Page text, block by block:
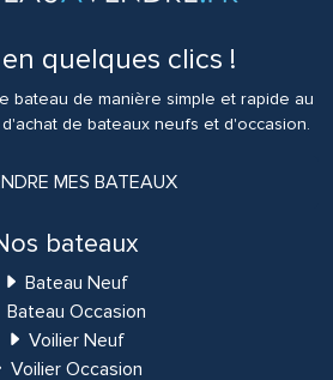
quelques clics !
bateau de manière simple et rapide au
de bateaux neufs et d'occasion.
MES BATEAUX
bateaux
Bateau Neuf
Bateau Occasion
Voilier Neuf
Voilier Occasion